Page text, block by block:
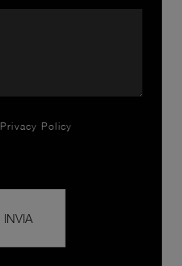
Privacy Policy
INVIA